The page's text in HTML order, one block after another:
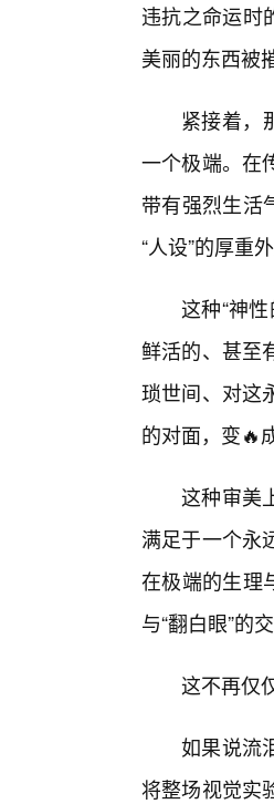
违抗之命运时
美丽的东西被
紧接着，
一个极端。在
带有强烈生活
“人设”的厚重外
这种“神
鲜活的、甚至
琐世间、对这
的对面，变🔥
这种审美
满足于一个永
在极端的生理
与“翻白眼”的
这不再仅
如果说流
将整场视觉实